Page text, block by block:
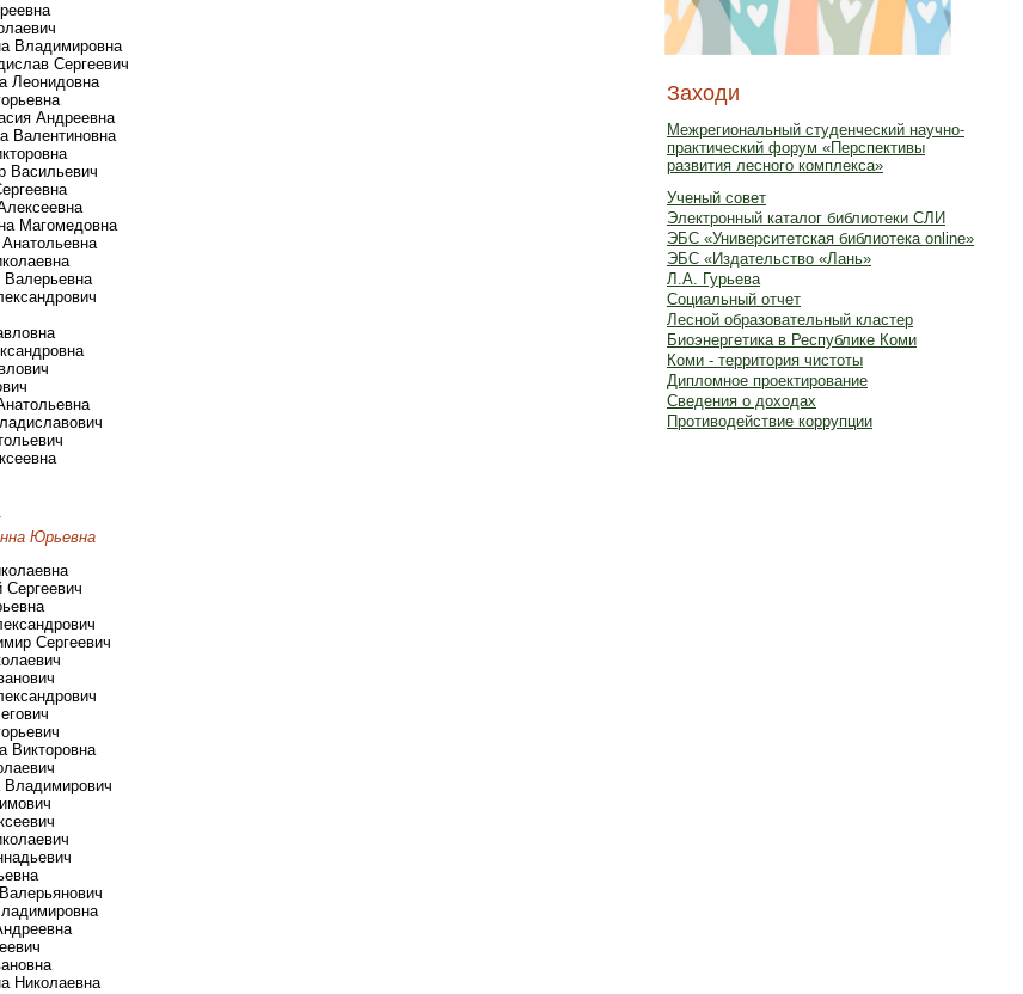
Владимировна
Сергеевич
Леонидовна
Андреевна
Валентиновна
Васильевич
Магомедовна
Валерьевна
Юрьевна
Сергеевич
Сергеевич
Викторовна
Владимирович
Николаевна
Заходи
Межрегиональный студенческий научно-
практический форум «Перспективы
развития лесного комплекса»
Ученый совет
Электронный каталог библиотеки СЛИ
ЭБС «Университетская библиотека online»
ЭБС «Издательство «Лань»
Л.А. Гурьева
Социальный отчет
Лесной образовательный кластер
Биоэнергетика в Республике Коми
Коми - территория чистоты
Дипломное проектирование
Сведения о доходах
Противодействие коррупции